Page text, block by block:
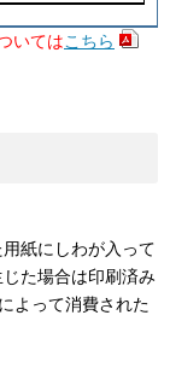
いてはこちら
紙にしわが入って
た場合は印刷済み
よって消費された